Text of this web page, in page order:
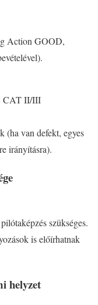
Action GOOD,
CAT II/III
(ha van defekt, egyes
irányításra).
szükséges.
is előírhatnak
helyzet